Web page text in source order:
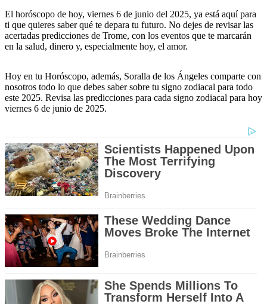
El horóscopo de hoy, viernes 6 de junio del 2025, ya está aquí para
ti que quieres saber qué te depara tu futuro. No dejes de revisar las
acertadas predicciones de Trome, con los eventos que te marcarán
en la salud, dinero y, especialmente hoy, el amor.
Hoy en tu Horóscopo, además, Soralla de los Ángeles comparte con
nosotros todo lo que debes saber sobre tu signo zodiacal para todo
este 2025. Revisa las predicciones para cada signo zodiacal para hoy
viernes 6 de junio de 2025.